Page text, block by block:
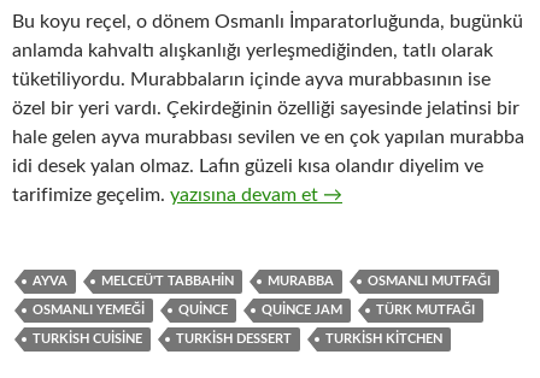
Bu koyu reçel, o dönem Osmanlı İmparatorluğunda, bugünkü
anlamda kahvaltı alışkanlığı yerleşmediğinden, tatlı olarak
tüketiliyordu. Murabbaların içinde ayva murabbasının ise
özel bir yeri vardı. Çekirdeğinin özelliği sayesinde jelatinsi bir
hale gelen ayva murabbası sevilen ve en çok yapılan murabba
idi desek yalan olmaz. Lafın güzeli kısa olandır diyelim ve
tarifimize geçelim. MURABBA – AYVA MURABBASI
yazısına devam et →
AYVA MELCEÜ'T TABBAHIN MURABBA OSMANLI MUTFAĞI
OSMANLI YEMEĞI QUINCE QUINCE JAM TÜRK MUTFAĞI
TURKISH CUISINE TURKISH DESSERT TURKISH KITCHEN